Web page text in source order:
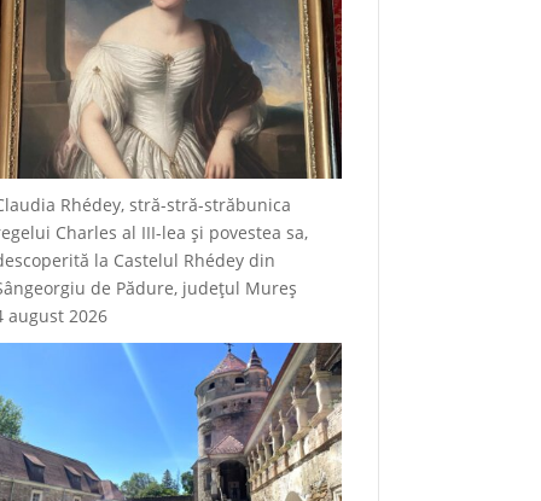
Rhédey, stră-stră-străbunica
Charles al III-lea și povestea sa,
la Castelul Rhédey din
de Pădure, județul Mureș
august 2026